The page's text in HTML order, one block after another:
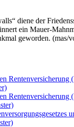
diene der
ein Mauer-
geworden. (mas/